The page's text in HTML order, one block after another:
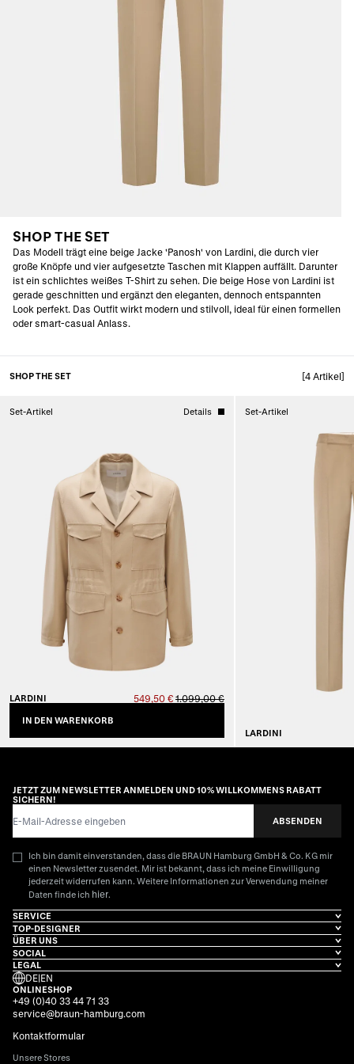
SHOP THE SET
Das Modell trägt eine beige Jacke 'Panosh' von Lardini, die durch vier
große Knöpfe und vier aufgesetzte Taschen mit Klappen auffällt. Darunter
ist ein schlichtes weißes T-Shirt zu sehen. Die beige Hose von Lardini ist
gerade geschnitten und ergänzt den eleganten, dennoch entspannten
Look perfekt. Das Outfit wirkt modern und stilvoll, ideal für einen formellen
oder smart-casual Anlass.
SHOP THE SET [4 Artikel]
Set-Artikel Details
LARDINI 549,50 € 1.099,00 €
IN DEN WARENKORB
Set-Artikel
LARDINI
JETZT ZUM NEWSLETTER ANMELDEN UND 10% WILLKOMMENS RABATT
SICHERN!
ABSENDEN
Ich bin damit einverstanden, dass die BRAUN Hamburg GmbH & Co. KG mir
einen Newsletter zusendet. Mir ist bekannt, dass ich meine Einwilligung
jederzeit widerrufen kann. Weitere Informationen zur Verwendung meiner
Daten finde ich hier.
SERVICE
TOP-DESIGNER
ÜBER UNS
SOCIAL
LEGAL
DE|EN
ONLINESHOP
+49 (0)40 33 44 71 33
service@braun-hamburg.com
Kontaktformular
Unsere Stores